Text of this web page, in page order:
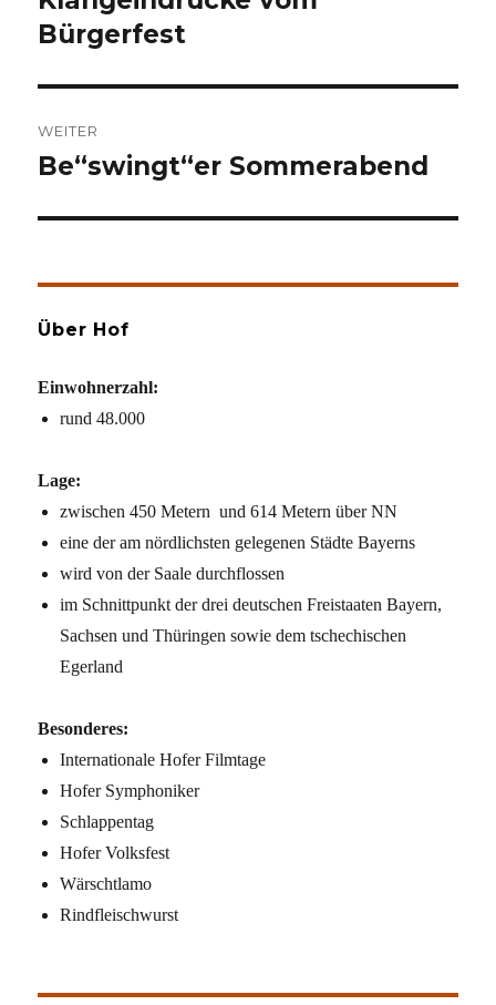
Beitrag:
Bürgerfest
WEITER
Nächster
Be“swingt“er Sommerabend
Über Hof
Einwohnerzahl:
rund 48.000
Lage:
zwischen 450 Metern und 614 Metern über NN
eine der am nördlichsten gelegenen Städte Bayerns
wird von der Saale durchflossen
im Schnittpunkt der drei deutschen Freistaaten Bayern,
Sachsen und Thüringen sowie dem tschechischen
Egerland
Besonderes:
Internationale Hofer Filmtage
Hofer Symphoniker
Schlappentag
Hofer Volksfest
Wärschtlamo
Rindfleischwurst